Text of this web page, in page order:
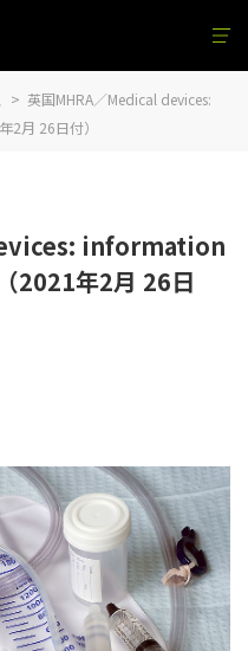
英国MHRA／Medical devices:
月 26日付）
information
年2月 26日